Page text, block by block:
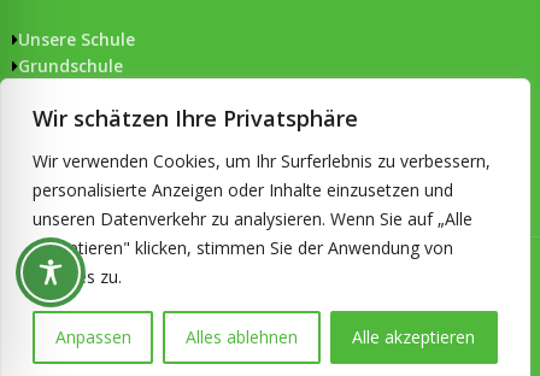
Wir schätzen Ihre Privatsphäre
Wir verwenden Cookies, um Ihr Surferlebnis zu verbessern,
personalisierte Anzeigen oder Inhalte einzusetzen und
unseren Datenverkehr zu analysieren. Wenn Sie auf „Alle
akzeptieren" klicken, stimmen Sie der Anwendung von
Cookies zu.
Anpassen Alles ablehnen Alle akzeptieren
Unsere Schule
Grundschule
Aktuelles
Impressum & Datenschutz
Barrierefreiheit
© 2026 Salier-Gemeinschaftsschule Waiblingen. Alle Rechte
vorbehalten. Konzeption und technische Umsetzung:
ckDIALOG